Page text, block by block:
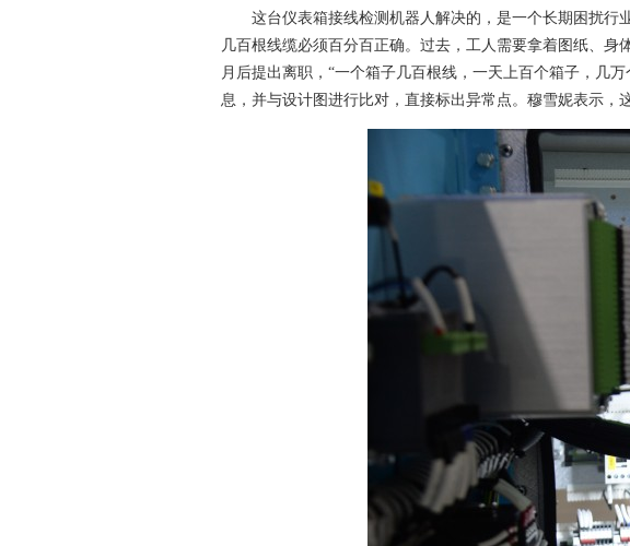
这台仪表箱接线检测机器人解决的，是一个长期困扰行
几百根线缆必须百分百正确。 过去，工人需要拿着图纸、身
月后提出离职，“一个箱子几百根线，一天上百个箱子，几
息，并与设计图进行比对，直接标出异常点。 穆雪妮表示，